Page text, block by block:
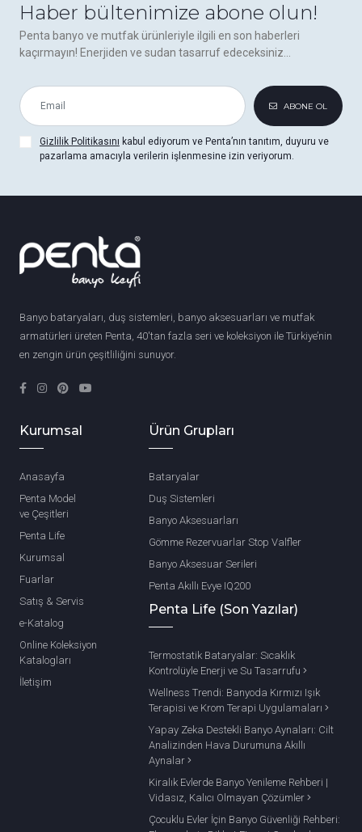
Haber bültenimize abone olun!
Penta banyo ve mutfak ürünleriyle ilgili en son haberleri
kaçırmayın! Enerjiden ve sudan tasarruf edeceksiniz...
ABONE OL
Gizlilik Politikasını kabul ediyorum ve Penta’nın tanıtım, duyuru ve
pazarlama amacıyla verilerin işlenmesine izin veriyorum.
Banyo bataryaları, duş sistemleri, banyo aksesuarları ve mutfak
armatürleri üreten Penta, 40'tan fazla seri ve koleksiyon ile Türkiye’nin
en zengin ürün çeşitliliğini sunuyor.
Kurumsal
Anasayfa
Penta Model
ve Çeşitleri
Penta Life
Kurumsal
Fuarlar
Satış & Servis
e-Katalog
Online Koleksiyon
Katalogları
İletişim
Ürün Grupları
Bataryalar
Duş Sistemleri
Banyo Aksesuarları
Gömme Rezervuarlar Stop Valfler
Banyo Aksesuar Serileri
Penta Akıllı Evye IQ200
Penta Life (Son Yazılar)
Termostatik Bataryalar: Sıcaklık
Kontrolüyle Enerji ve Su Tasarrufu
Wellness Trendi: Banyoda Kırmızı Işık
Terapisi ve Krom Terapi Uygulamaları
Yapay Zeka Destekli Banyo Aynaları: Cilt
Analizinden Hava Durumuna Akıllı
Aynalar
Kiralık Evlerde Banyo Yenileme Rehberi |
Vidasız, Kalıcı Olmayan Çözümler
Çocuklu Evler İçin Banyo Güvenliği Rehberi: